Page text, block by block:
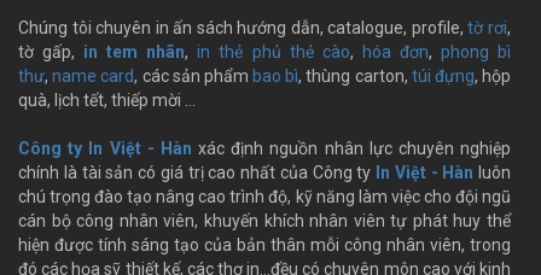
Chúng tôi chuyên in ấn sách hướng dẫn, catalogue, profile,tờ rơi,
tờ gấp, in tem nhãn,in thẻ phủ thẻ cào, hóa đơn, phong bì
thư,name card, các sản phẩm bao bì, thùng carton, túi đựng, hộp
quà, lịch tết, thiếp mời …
Công ty In Việt - Hàn xác định nguồn nhân lực chuyên nghiệp
chính là tài sản có giá trị cao nhất của Công ty In Việt - Hàn luôn
chú trọng đào tạo nâng cao trình độ, kỹ năng làm việc cho đội ngũ
cán bộ công nhân viên, khuyến khích nhân viên tự phát huy thể
hiện được tính sáng tạo của bản thân mỗi công nhân viên, trong
đó các họa sỹ thiết kế, các thợ in…đều có chuyên môn cao với kinh